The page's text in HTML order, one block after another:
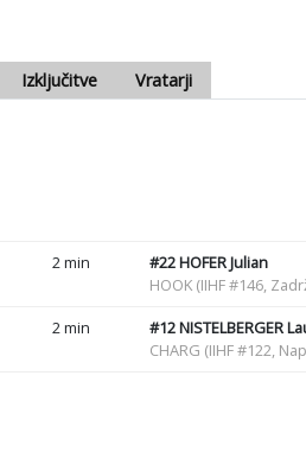
Izključitve Vratarji
2 min #22HOFER Julian
HOOK (IIHF #146,
2 min #12NISTELBERGER
CHARG (IIHF #122,